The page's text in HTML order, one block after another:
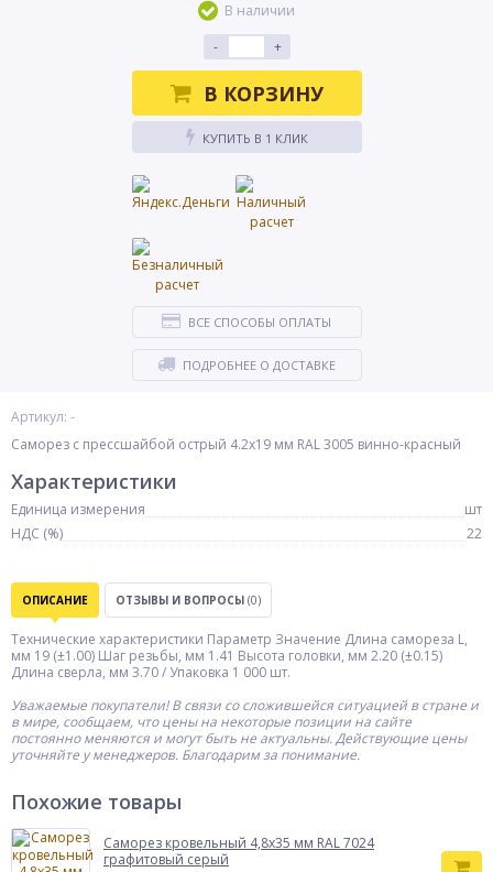
Артикул: -
Саморез с прессшайбой острый 4.2x19 мм RAL 3005 винно-красный
В наличии
-
+
В КОРЗИНУ
КУПИТЬ В 1 КЛИК
ВСЕ СПОСОБЫ ОПЛАТЫ
ПОДРОБНЕЕ О ДОСТАВКЕ
Характеристики
Единица измерения
шт
НДС (%)
22
ОПИСАНИЕ ОТЗЫВЫ И ВОПРОСЫ (0)
Технические характеристики Параметр Значение Длина самореза L,
мм 19 (±1.00) Шаг резьбы, мм 1.41 Высота головки, мм 2.20 (±0.15)
Длина сверла, мм 3.70 / Упаковка 1 000 шт.
Уважаемые покупатели! В связи со сложившейся ситуацией в стране и
в мире, сообщаем, что цены на некоторые позиции на сайте
постоянно меняются и могут быть не актуальны. Действующие цены
уточняйте у менеджеров. Благодарим за понимание.
Похожие товары
Саморез кровельный 4,8x35 мм RAL 7024
графитовый серый